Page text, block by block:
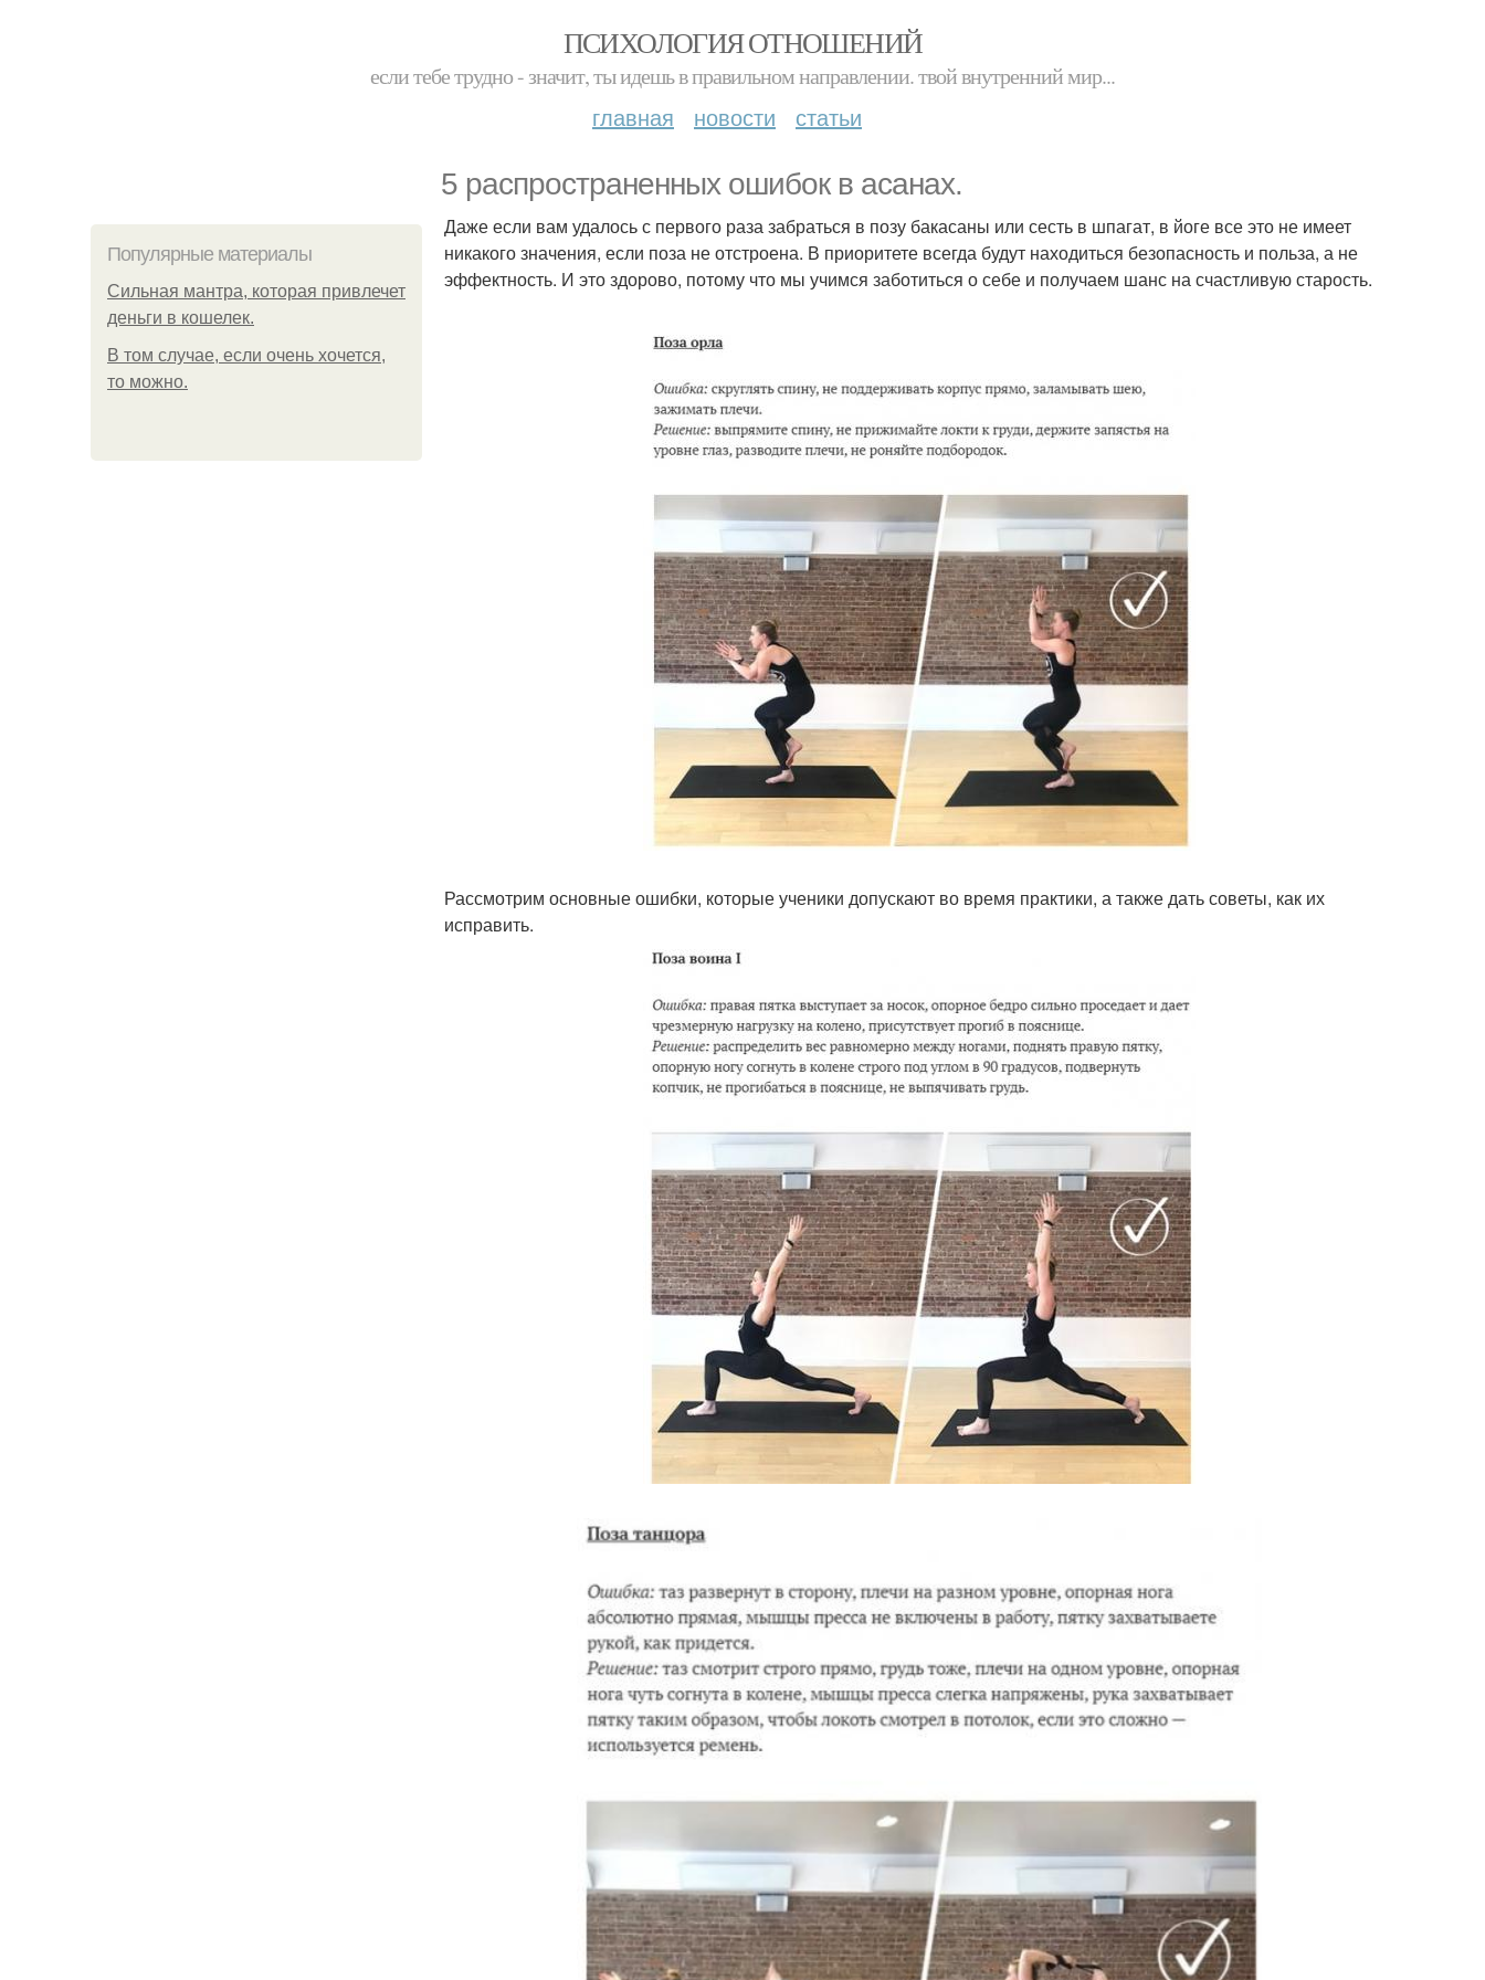
ПСИХОЛОГИЯ ОТНОШЕНИЙ
если тебе трудно - значит, ты идешь в правильном направлении. твой внутренний мир...
главная новости статьи
5 распространенных ошибок в асанах.
Популярные материалы
Сильная мантра, которая привлечет
деньги в кошелек.
В том случае, если очень хочется,
то можно.
Даже если вам удалось с первого раза забраться в позу бакасаны или сесть в шпагат, в йоге все это не имеет
никакого значения, если поза не отстроена. В приоритете всегда будут находиться безопасность и польза, а не
эффектность. И это здорово, потому что мы учимся заботиться о себе и получаем шанс на счастливую старость.
Рассмотрим основные ошибки, которые ученики допускают во время практики, а также дать советы, как их
исправить.